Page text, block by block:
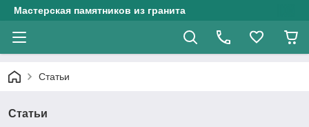
Мастерская памятников из гранита
Статьи
Статьи